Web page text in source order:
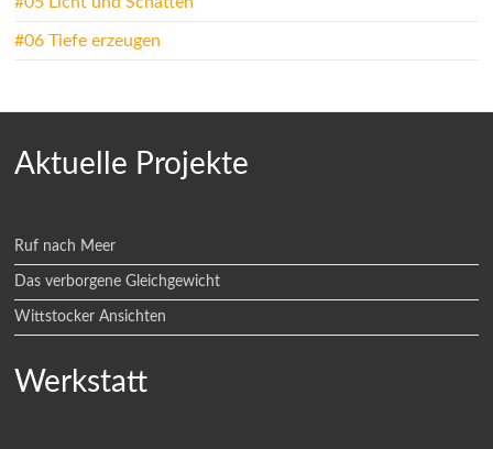
#06 Tiefe erzeugen
Aktuelle Projekte
Ruf nach Meer
Das verborgene Gleichgewicht
Wittstocker Ansichten
Werkstatt